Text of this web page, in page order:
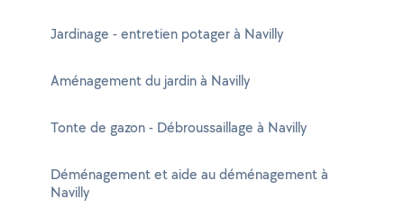
Jardinage - entretien potager à Navilly
Aménagement du jardin à Navilly
Tonte de gazon - Débroussaillage à Navilly
Déménagement et aide au déménagement à
Navilly